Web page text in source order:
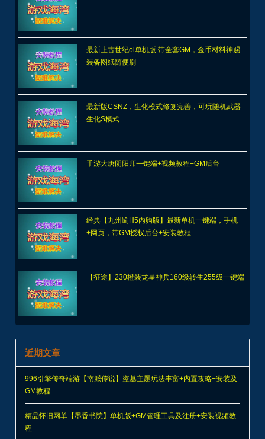
最新上古世纪ol单机版 带全套GM，金币材料神赐
装备图纸随便刷
最新版CSNZ，生化模式修复完善，可玩随机武器
生化S模式
手游大唐阴阳师一键端+视频教程+GM后台
经典【九州谕H5内购版】最新单机一键端，手机
+网页，带GM授权后台+安装教程
【征途】230橙装龙星神兵160级转生255级一键端
近期文章
996引擎传奇端游【南派传说】盗墓主题玩法丰富+内置攻略+安装及
GM教程
精品怀旧网单【墨香书院】单机版+GM管理工具及注册+安装视频教
程